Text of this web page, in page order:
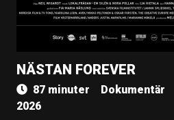
NÄSTAN FOREVER
87 minuter Dokumentär
2026